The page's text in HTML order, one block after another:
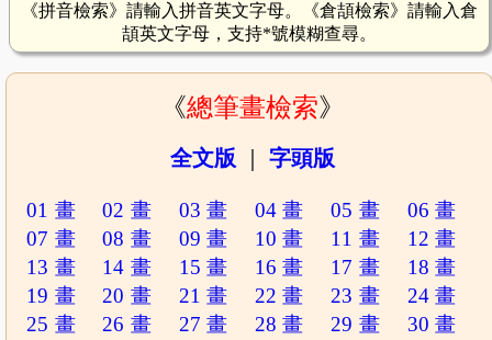
《拼音檢索》請輸入拼音英文字母。《倉頡檢索》請輸入倉
頡英文字母，支持*號模糊查尋。
《總筆畫檢索》
全文版 字頭版
01 畫 02 畫 03 畫 04 畫 05 畫
06 畫
07 畫
08 畫 09 畫 10 畫 11 畫
12 畫
13 畫
14 畫 15 畫 16 畫 17 畫
18 畫
19 畫
20 畫 21 畫 22 畫 23 畫
24 畫
25 畫
26 畫 27 畫 28 畫 29 畫
30 畫